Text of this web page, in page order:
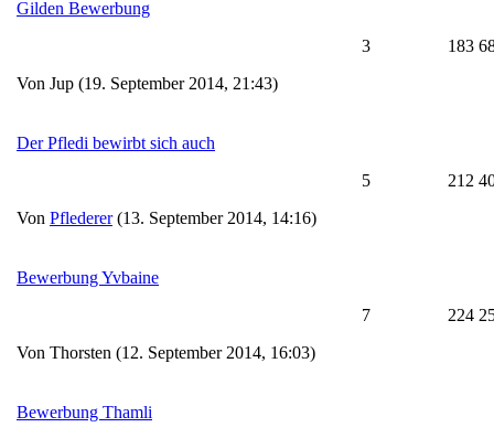
Gilden Bewerbung
Von Jup (19. September 2014, 21:43)
3 183
Der Pfledi bewirbt sich auch
Von Pflederer(13. September 2014, 14:16)
5 212
Bewerbung Yvbaine
Von Thorsten (12. September 2014, 16:03)
7 224
Bewerbung Thamli